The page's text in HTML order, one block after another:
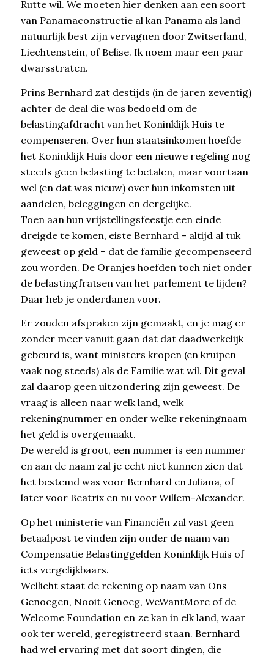
Rutte wil. We moeten hier denken aan een soort
van Panamaconstructie al kan Panama als land
natuurlijk best zijn vervagnen door Zwitserland,
Liechtenstein, of Belise. Ik noem maar een paar
dwarsstraten.
Prins Bernhard zat destijds (in de jaren zeventig)
achter de deal die was bedoeld om de
belastingafdracht van het Koninklijk Huis te
compenseren. Over hun staatsinkomen hoefde
het Koninklijk Huis door een nieuwe regeling nog
steeds geen belasting te betalen, maar voortaan
wel (en dat was nieuw) over hun inkomsten uit
aandelen, beleggingen en dergelijke.
Toen aan hun vrijstellingsfeestje een einde
dreigde te komen, eiste Bernhard – altijd al tuk
geweest op geld – dat de familie gecompenseerd
zou worden. De Oranjes hoefden toch niet onder
de belastingfratsen van het parlement te lijden?
Daar heb je onderdanen voor.
Er zouden afspraken zijn gemaakt, en je mag er
zonder meer vanuit gaan dat dat daadwerkelijk
gebeurd is, want ministers kropen (en kruipen
vaak nog steeds) als de Familie wat wil. Dit geval
zal daarop geen uitzondering zijn geweest. De
vraag is alleen naar welk land, welk
rekeningnummer en onder welke rekeningnaam
het geld is overgemaakt.
De wereld is groot, een nummer is een nummer
en aan de naam zal je echt niet kunnen zien dat
het bestemd was voor Bernhard en Juliana, of
later voor Beatrix en nu voor Willem-Alexander.
Op het ministerie van Financiën zal vast geen
betaalpost te vinden zijn onder de naam van
Compensatie Belastinggelden Koninklijk Huis of
iets vergelijkbaars.
Wellicht staat de rekening op naam van Ons
Genoegen, Nooit Genoeg, WeWantMore of de
Welcome Foundation en ze kan in elk land, waar
ook ter wereld, geregistreerd staan. Bernhard
had wel ervaring met dat soort dingen, die